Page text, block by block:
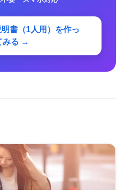
書（1人用）を作っ
みる →